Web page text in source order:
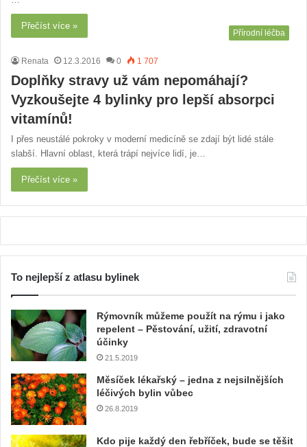
Přečíst více »
Přírodní léčba
Renata 12.3.2016 0 1 707
Doplňky stravy už vám nepomáhají?
Vyzkoušejte 4 bylinky pro lepší absorpci
vitamínů!
I přes neustálé pokroky v moderní medicíně se zdají být lidé stále
slabší. Hlavní oblast, která trápí nejvíce lidí, je…
Přečíst více »
To nejlepší z atlasu bylinek
Rýmovník můžeme použít na rýmu i jako
repelent – Pěstování, užití, zdravotní
účinky
21.5.2019
Měsíček lékařský – jedna z nejsilnějších
léčivých bylin vůbec
26.8.2019
Kdo pije každý den řebříček, bude se těšit